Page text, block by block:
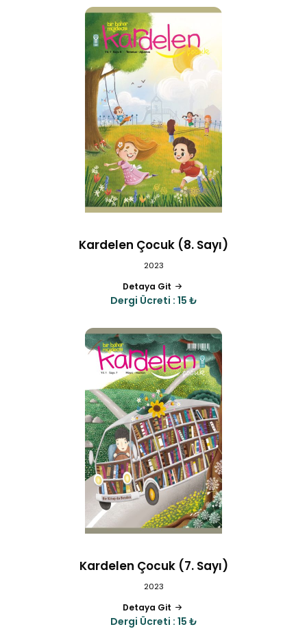
Kardelen Çocuk (8. Sayı)
2023
Detaya Git
Dergi Ücreti : 15 ₺
Kardelen Çocuk (7. Sayı)
2023
Detaya Git
Dergi Ücreti : 15 ₺